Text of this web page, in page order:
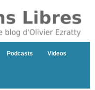
Podcasts Videos